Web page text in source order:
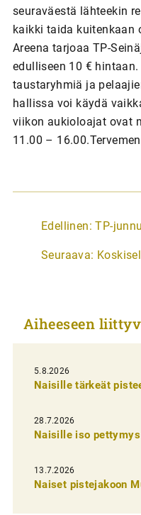
seuraväestä lähteekin
kaikki taida kuitenkaan
Areena tarjoaa TP-
edulliseen 10 €
taustaryhmiä ja
hallissa voi käydä
viikon aukioloajat ovat
11.00 –
A
t
k
e
l
i
e
n
e
Edellinen: TP-
Seuraava:
Aiheeseen
5.8.2026
Naisille tärkeät
28.7.2026
Naisille iso
13.7.2026
Naiset pistejakoon